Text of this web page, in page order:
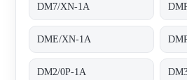
DM7/XN-1A
DME/XN-1A
DM2/0P-1A